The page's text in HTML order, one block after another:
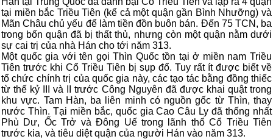
tại miền bắc Triều Tiên (kể cả một quận gần Bình Nhưỡng) và
Mãn Châu chủ yếu để làm tiền đồn buôn bán. Đến 75 TCN, ba
trong bốn quận đã bị thất thủ, nhưng còn một quận nằm dưới
sự cai trị của nhà Hán cho tới năm 313.
Một quốc gia với tên gọi Thìn Quốc tồn tại ở miền nam Triều
Tiên trước khi Cổ Triều Tiên bị sụp đổ. Tuy rất ít được biết về
tổ chức chính trị của quốc gia này, các tạo tác bằng đồng thiếc
từ thế kỷ III và II trước Công Nguyên đã được khai quật trong
khu vực. Tam Hàn, ba liên minh có nguồn gốc từ Thìn, thay
nước Thìn. Tại miền bắc, quốc gia Cao Câu Ly đã thống nhất
Phù Dư, Ốc Trở và Đông Uế trong lãnh thổ Cổ Triều Tiên
trước kia, và tiêu diệt quận của người Hán vào năm 313.